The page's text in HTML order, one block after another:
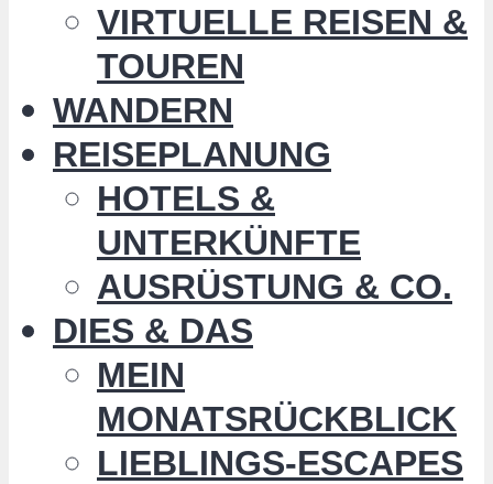
VIRTUELLE REISEN &
TOUREN
WANDERN
REISEPLANUNG
HOTELS &
UNTERKÜNFTE
AUSRÜSTUNG & CO.
DIES & DAS
MEIN
MONATSRÜCKBLICK
LIEBLINGS-ESCAPES